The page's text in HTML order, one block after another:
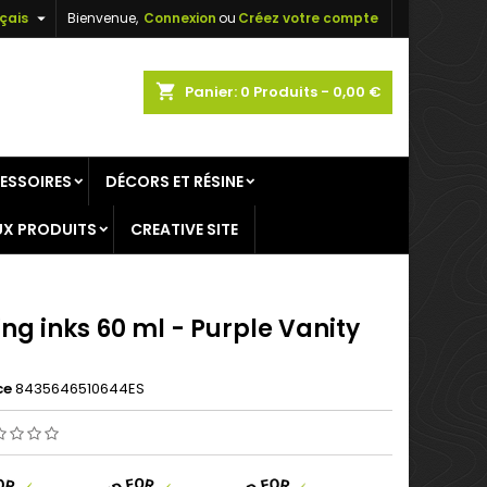
Bienvenue, Connexionou Créez votre compte

shopping_cart Panier: 0 Produits - 0,00 €
DÉCORS ET RÉSINE
PRODUITS CREATIVE SITE
inks 60 ml - Purple Vanity
8435646510644ES